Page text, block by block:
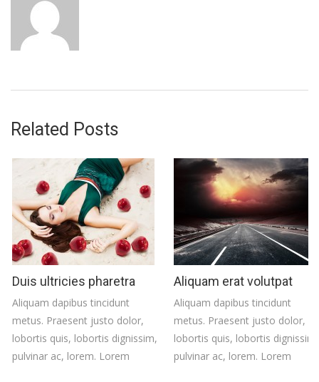
Related Posts
Duis ultricies pharetra
Aliquam dapibus tincidunt
metus. Praesent justo dolor,
lobortis quis, lobortis dignissim,
pulvinar ac, lorem. Lorem
Aliquam erat volutpat
Aliquam dapibus tincidunt
metus. Praesent justo dolor,
lobortis quis, lobortis dignissim,
pulvinar ac, lorem. Lorem